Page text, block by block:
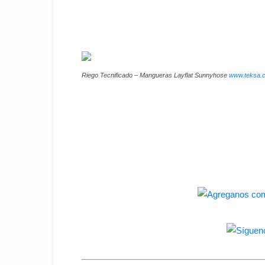
Riego Tecnificado – Mangueras Layflat Sunnyhose